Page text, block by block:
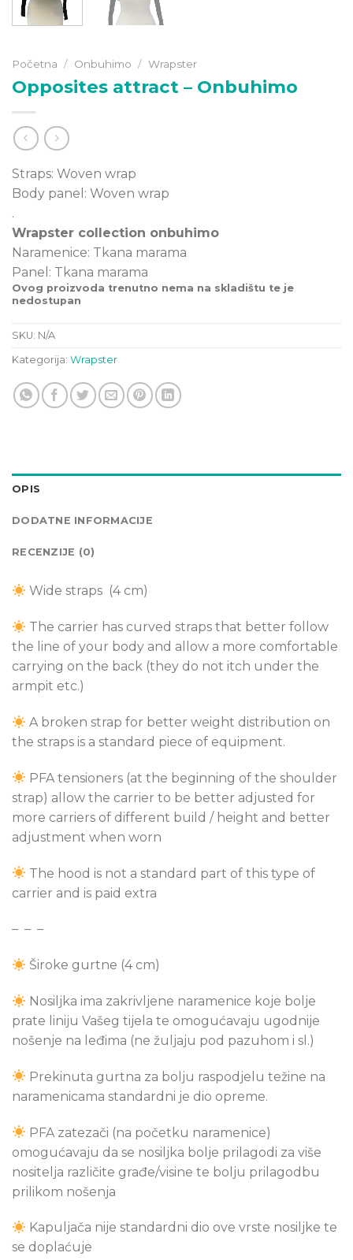
Početna / Onbuhimo / Wrapster
Opposites attract – Onbuhimo
Straps: Woven wrap
Body panel: Woven wrap
.
Wrapster collection onbuhimo
Naramenice: Tkana marama
Panel: Tkana marama
Ovog proizvoda trenutno nema na skladištu te je
nedostupan
SKU: N/A
Kategorija: Wrapster
OPIS
DODATNE INFORMACIJE
RECENZIJE (0)
Wide straps (4 cm)
The carrier has curved straps that better follow
the line of your body and allow a more comfortable
carrying on the back (they do not itch under the
armpit etc.)
A broken strap for better weight distribution on
the straps is a standard piece of equipment.
PFAtensioners (at the beginning of the shoulder
strap) allow the carrier to be better adjusted for
more carriers of different build / height and better
adjustment when worn
The hood is not a standard part of this type of
carrier and is paid extra
– – –
Široke gurtne (4 cm)
Nosiljka ima zakrivljene naramenice koje bolje
prate liniju Vašeg tijela te omogućavaju ugodnije
nošenje na leđima (ne žuljaju pod pazuhom i sl.)
Prekinuta gurtna za bolju raspodjelu težine na
naramenicama standardni je dio opreme.
PFA zatezači (na početku naramenice)
omogućavaju da se nosiljka bolje prilagodi za više
nositelja različite građe/visine te bolju prilagodbu
prilikom nošenja
Kapuljača nije standardni dio ove vrste nosiljke te
se doplaćuje